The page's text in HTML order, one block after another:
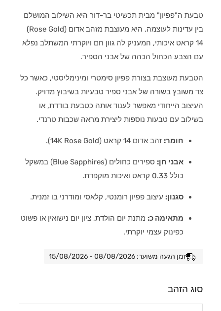
טבעת ה"פפיון" מבית תכשיטי בר-דור היא השילוב המושלם
בין עדינות לעוצמה. היא מעוצבת מזהב אדום (Rose Gold)
14 קראט איכותי, המעניק לה גוון חם ויוקרתי המשתלב נפלא
עם הצבע הכחול הכהה של אבני הספיר.
הטבעת מעוצבת בצורת פפיון סימטרי ומינימליסטי, כאשר כל
צד משובץ בשורה של אבני ספיר טבעיות בשיבוץ מדויק.
העיצוב הייחודי מאפשר לענוד אותה כטבעת בודדת, או
בשילוב עם טבעות נוספות ליצירת מראה שכבות טרנדי.
חומר: זהב אדום 14 קראט (14K Rose Gold).
אבני חן:
ספירים כחולים (Blue Sapphires) במשקל
כולל 0.33 קראט ואיכות מוקפדת.
סגנון: עיצוב פפיון רומנטי, קלאסי ומודרני בו זמנית.
מתאימה כ: מתנת יום הולדת, ציון יום נישואין או פשוט
כפינוק עצמי יוקרתי.
זמן הגעה משוער: 08/08/2026 - 15/08/2026
סוג הזהב